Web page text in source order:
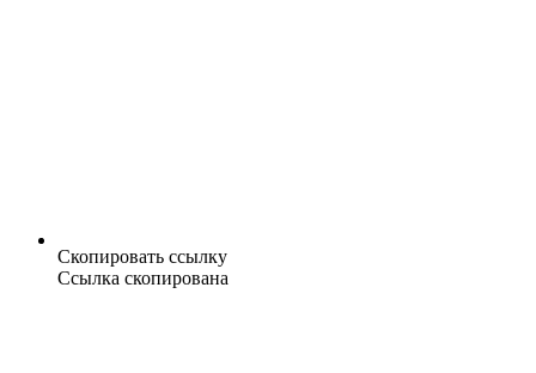
Скопировать ссылку
Ссылка скопирована